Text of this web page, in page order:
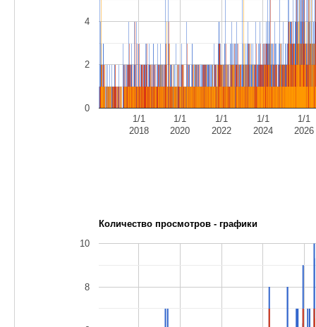
1/1
2018
1/1
2020
1/1
2022
1/1
2024
1/1
2026
0
2
4
Количество просмотров - графики
8
10